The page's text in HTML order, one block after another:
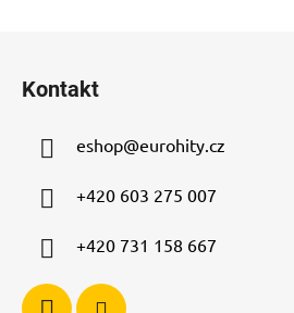
Kontakt
eshop@eurohity.cz
+420 603 275 007
+420 731 158 667